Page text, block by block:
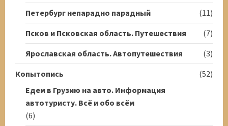
Петербург непарадно парадный
(11)
Псков и Псковская область. Путешествия
(7)
Ярославская область. Автопутешествия
(3)
Копытопись
(52)
Едем в Грузию на авто. Информация
автотуристу. Всё и обо всём
(6)